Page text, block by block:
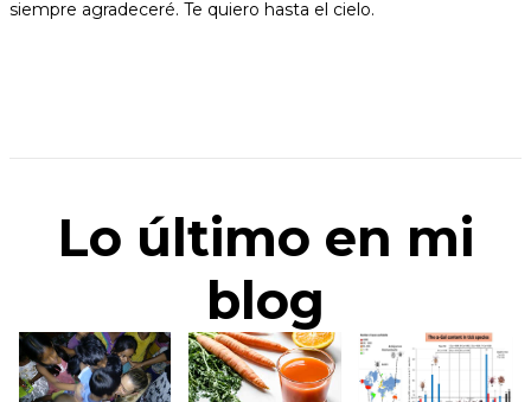
siempre agradeceré. Te quiero hasta el cielo.
Lo último en mi
blog